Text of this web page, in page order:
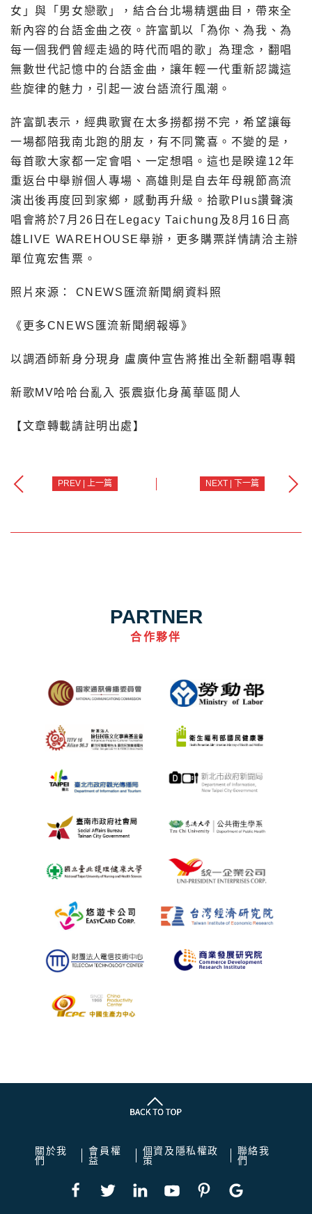
女」與「男女戀歌」，結合台北場精選曲目，帶來全
新內容的台語金曲之夜。許富凱以「為你、為我、為
每一個我們曾經走過的時代而唱的歌」為理念，翻唱
無數世代記憶中的台語金曲，讓年輕一代重新認識這
些旋律的魅力，引起一波台語流行風潮。
許富凱表示，經典歌實在太多撈都撈不完，希望讓每
一場都陪我南北跑的朋友，有不同驚喜。不變的是，
每首歌大家都一定會唱、一定想唱。這也是睽違12年
重返台中舉辦個人專場、高雄則是自去年母親節高流
演出後再度回到家鄉，感動再升級。拾歌Plus讚聲演
唱會將於7月26日在Legacy Taichung及8月16日高
雄LIVE WAREHOUSE舉辦，更多購票詳情請洽主辦
單位寬宏售票。
照片來源： CNEWS匯流新聞網資料照
《更多CNEWS匯流新聞網報導》
以調酒師新身分現身 盧廣仲宣告將推出全新翻唱專輯
新歌MV哈哈台亂入 張震嶽化身萬華區閒人
【文章轉載請註明出處】
PREV | 上一篇 NEXT | 下一篇
PARTNER
合作夥伴
關於我
們
會員權
益
個資及隱私權政
策
聯絡我
們